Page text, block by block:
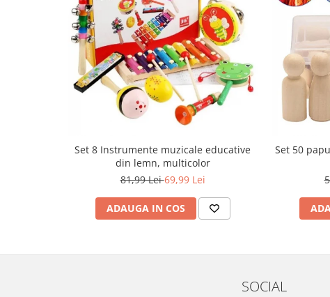
Set 8 Instrumente muzicale educative
din lemn, multicolor
81,99 Lei69,99 Lei
ADAUGA IN COS
Set 50
SOCIAL